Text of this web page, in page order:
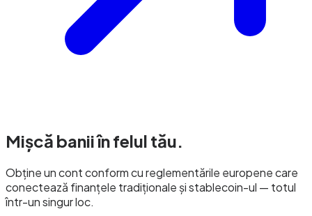
Mișcă baniiîn felul tău.
Obține un cont conform cu reglementările europene care
conectează finanțele tradiționale și stablecoin-ul — totul
într-un singur loc.